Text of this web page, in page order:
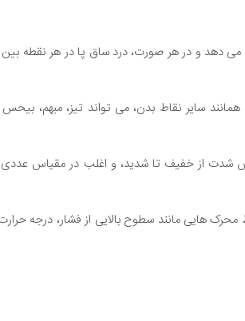
می دهد و در هر صورت، درد ساق پا در هر نقطه
سایر نقاط بدن، می تواند تیز، مبهم، بیحس
شدت از خفیف تا شدید، و اغلب در مقیاس عددی
هایی مانند سطوح بالایی از فشار، درجه حرارت